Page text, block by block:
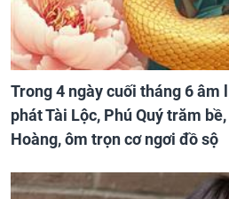
Trong 4 ngày cuối tháng 6 âm
phát Tài Lộc, Phú Quý trăm
Hoàng, ôm trọn cơ ngơi đồ sộ